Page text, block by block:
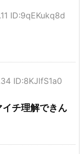
ID:9qEKukq8d
ID:8KJlfS1a0
チ理解できん